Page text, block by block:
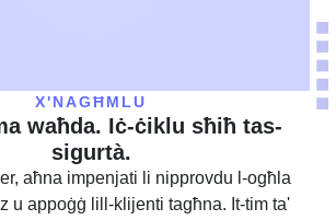
X'NAGĦMLU
waħda. Iċ-ċiklu sħiħ tas-
sigurtà.
aħna impenjati li nipprovdu l-ogħla
u appoġġ lill-klijenti tagħna. It-tim ta'